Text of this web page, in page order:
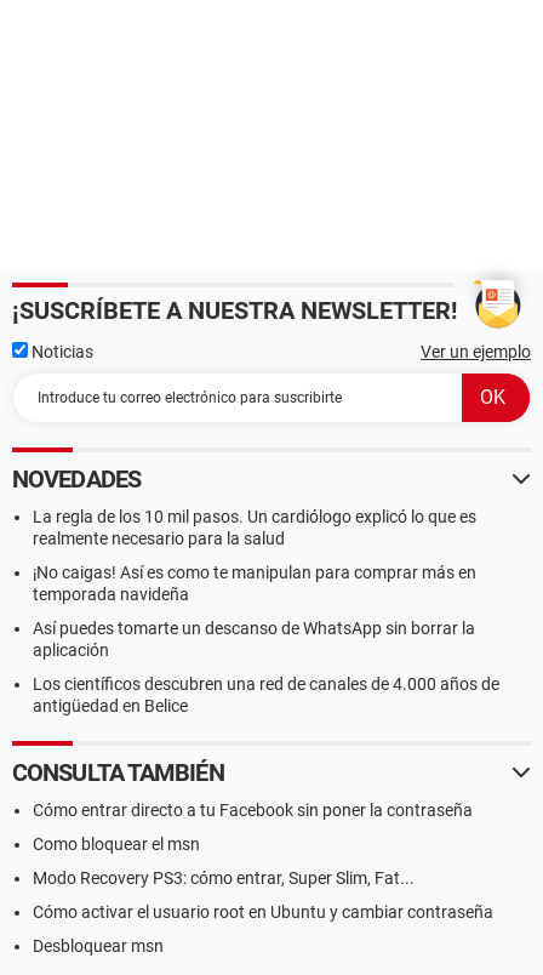
¡SUSCRÍBETE A NUESTRA NEWSLETTER!
Noticias Ver un ejemplo
NOVEDADES
La regla de los 10 mil pasos. Un cardiólogo explicó lo que es
realmente necesario para la salud
¡No caigas! Así es como te manipulan para comprar más en
temporada navideña
Así puedes tomarte un descanso de WhatsApp sin borrar la
aplicación
Los científicos descubren una red de canales de 4.000 años de
antigüedad en Belice
CONSULTA TAMBIÉN
Cómo entrar directo a tu Facebook sin poner la contraseña
Como bloquear el msn
Modo Recovery PS3: cómo entrar, Super Slim, Fat...
Cómo activar el usuario root en Ubuntu y cambiar contraseña
Desbloquear msn